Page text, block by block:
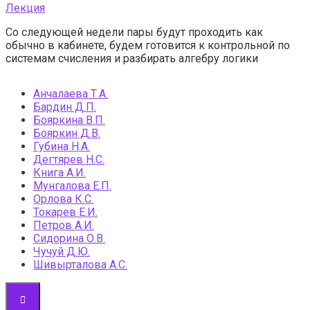
Лекция
Со следующей недели пары будут проходить как
обычно в кабинете, будем готовится к контрольной по
системам счисления и разбирать алгебру логики
Анчалаева Т.А.
Бардин Д.П.
Бояркина В.П.
Бояркин Д.В.
Губина Н.А.
Дегтярев Н.С.
Книга А.И.
Мунгалова Е.П.
Орлова К.С.
Токарев Е.И.
Петров А.И.
Сидорина О.В.
Чучуй Д.Ю.
Шивырталова А.С.